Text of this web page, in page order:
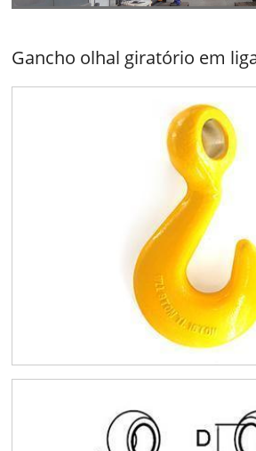
Gancho olhal giratório em